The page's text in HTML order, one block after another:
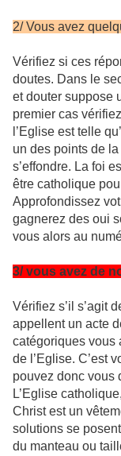
2/ Vous avez
Vérifiez si ces
doutes. Dans le
et douter suppose
premier cas
l’Eglise est telle
un des points de
s’effondre. La foi
être catholique
Approfondissez
gagnerez des oui
vous alors au
3/ vous avez de
Vérifiez s’il s’agit
appellent un acte
catégoriques vous
de l’Eglise. C’est
pouvez donc vous
L’Eglise
Christ est un
solutions se
du manteau ou